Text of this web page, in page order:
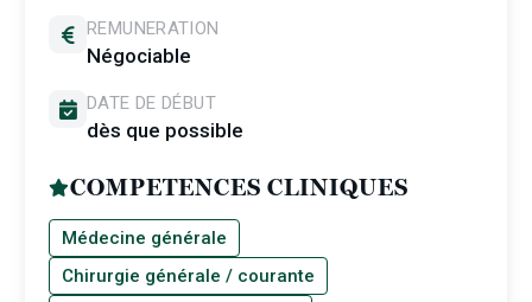
REMUNERATION
Négociable
DATE DE DÉBUT
dès que possible
COMPETENCES CLINIQUES
Médecine générale
Chirurgie générale / courante